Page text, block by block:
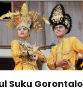
Suku Gorontalo